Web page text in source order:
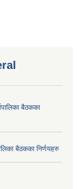
बैठकका
बैठकका निर्णयहरु